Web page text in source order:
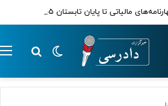
مالیاتی تا پایان تابستان 1405
تغییر پوسته